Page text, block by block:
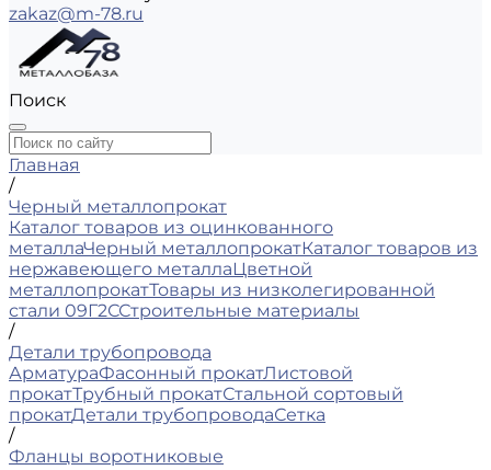
zakaz@m-78.ru
Поиск
Главная
/
Черный металлопрокат
Каталог товаров из оцинкованного
металлаЧерный металлопрокатКаталог товаров из
нержавеющего металлаЦветной
металлопрокатТовары из низколегированной
стали 09Г2ССтроительные материалы
/
Детали трубопровода
АрматураФасонный прокатЛистовой
прокатТрубный прокатСтальной сортовый
прокатДетали трубопроводаСетка
/
Фланцы воротниковые